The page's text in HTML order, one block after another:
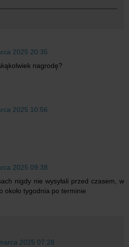
2025 20:35
nagrodę?
2025 10:56
2025 09:38
nigdy nie wysyłali przed czasem, w
około tygodnia po terminie
2025 07:28